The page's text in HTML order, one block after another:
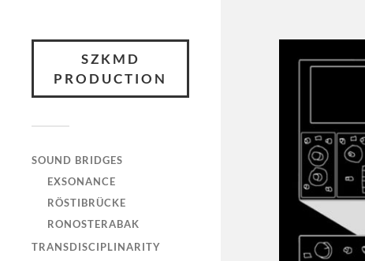
SZKMD
PRODUCTION
SOUND BRIDGES
EXSONANCE
RÖSTIBRÜCKE
RONOSTERABAK
TRANSDISCIPLINARITY